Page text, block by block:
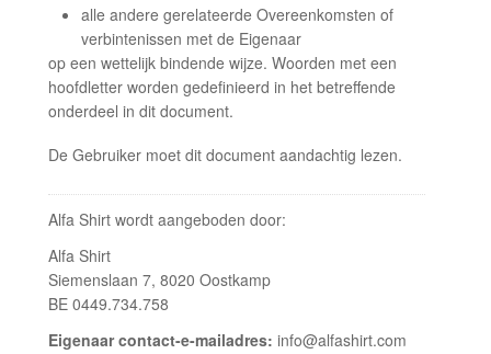
alle andere gerelateerde Overeenkomsten of
verbintenissen met de Eigenaar
op een wettelijk bindende wijze. Woorden met een
hoofdletter worden gedefinieerd in het betreffende
onderdeel in dit document.
De Gebruiker moet dit document aandachtig lezen.
Alfa Shirt wordt aangeboden door:
Alfa Shirt
Siemenslaan 7, 8020 Oostkamp
BE 0449.734.758
Eigenaar contact-e-mailadres: info@alfashirt.com